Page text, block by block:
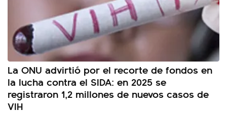
La ONU advirtió por el recorte de fondos en
la lucha contra el SIDA: en 2025 se
registraron 1,2 millones de nuevos casos de
VIH